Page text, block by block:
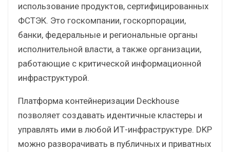
использование продуктов, сертифицированных
ФСТЭК. Это госкомпании, госкорпорации,
банки, федеральные и региональные органы
исполнительной власти, а также организации,
работающие с критической информационной
инфраструктурой.
Платформа контейнеризации Deckhouse
позволяет создавать идентичные кластеры и
управлять ими в любой ИТ-инфраструктуре. DKP
можно разворачивать в публичных и приватных